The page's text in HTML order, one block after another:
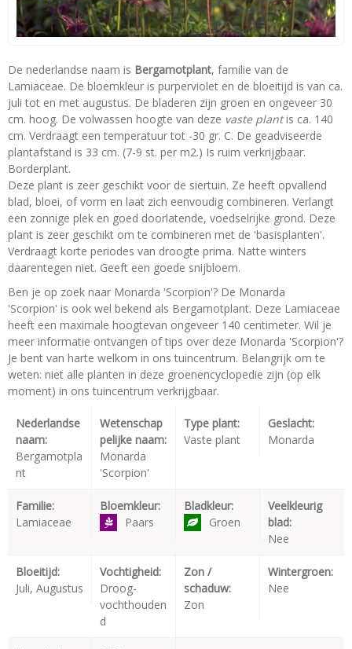
De nederlandse naam is Bergamotplant, familie van de
Lamiaceae. De bloemkleur is purperviolet en de bloeitijd is van ca.
juli tot en met augustus. De bladeren zijn groen en ongeveer 30
cm. hoog. De volwassen hoogte van deze vaste plantis ca. 140
cm. Verdraagt een temperatuur tot -30 gr. C. De geadviseerde
plantafstand is 33 cm. (7-9 st. per m2.) Is ruim verkrijgbaar.
Borderplant.
Deze plant is zeer geschikt voor de siertuin. Ze heeft opvallend
blad, bloei, of vorm en laat zich eenvoudig combineren. Verlangt
een zonnige plek en goed doorlatende, voedselrijke grond. Deze
plant is zeer geschikt om te combineren met de 'basisplanten'.
Verdraagt korte periodes van droogte prima. Natte winters
daarentegen niet. Geeft een goede snijbloem.
Ben je op zoek naar Monarda 'Scorpion'? De Monarda
'Scorpion' is ook wel bekend als Bergamotplant. Deze Lamiaceae
heeft een maximale hoogtevan ongeveer 140 centimeter. Wil je
meer informatie ontvangen of tips over deze Monarda 'Scorpion'?
Je bent van harte welkom in ons tuincentrum. Belangrijk om te
weten: niet alle planten in deze groenencyclopedie zijn (op elk
moment) in ons tuincentrum verkrijgbaar.
Nederlandse
naam:
Bergamotpla
nt
Wetenschap
pelijke naam:
Monarda
'Scorpion'
Type plant:
Vaste plant
Geslacht:
Monarda
Familie:
Lamiaceae
Bloemkleur:
Paars
Bladkleur:
Groen
Veelkleurig
blad:
Nee
Bloeitijd:
Juli, Augustus
Vochtigheid:
Droog-
vochthouden
d
Zon /
schaduw:
Zon
Wintergroen:
Nee